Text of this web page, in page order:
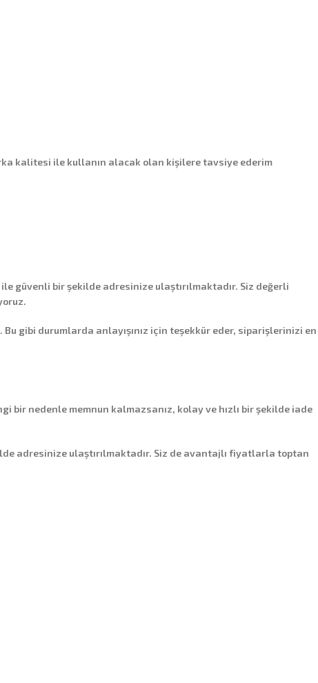
kalitesi ile kullanın alacak olan kişilere tavsiye ederim
ile güvenli bir şekilde adresinize ulaştırılmaktadır. Siz değerli
gibi durumlarda anlayışınız için teşekkür eder, siparişlerinizi en
bir nedenle memnun kalmazsanız, kolay ve hızlı bir şekilde iade
adresinize ulaştırılmaktadır. Siz de avantajlı fiyatlarla toptan